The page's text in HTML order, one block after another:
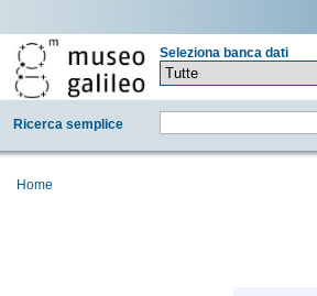
Seleziona banca dati
Ricerca semplice
Home